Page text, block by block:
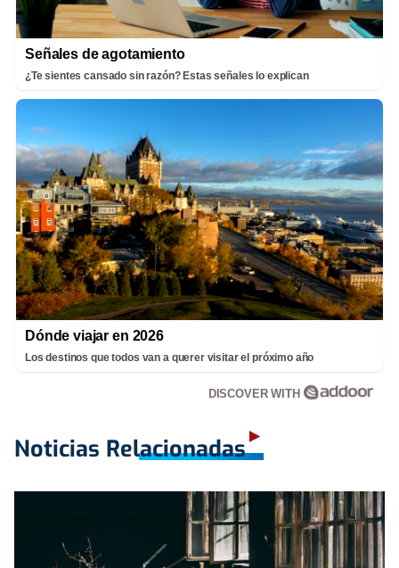
Señales de agotamiento
¿Te sientes cansado sin razón? Estas señales lo explican
Dónde viajar en 2026
Los destinos que todos van a querer visitar el próximo año
DISCOVER WITH
Noticias Relacionadas